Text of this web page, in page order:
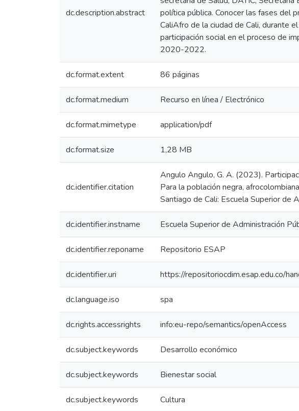
dc.description.abstract
política pública. Conocer las fases del
CaliAfro de la ciudad de Cali, durante
participación social en el proceso de
2020-2022.
dc.format.extent 86 páginas
dc.format.medium Recurso en línea / Electrónico
dc.format.mimetype application/pdf
dc.format.size 1,28 MB
dc.identifier.citation
Angulo Angulo, G. A. (2023).
Para la población negra,
Santiago de Cali: Escuela Superior de
dc.identifier.instname Escuela Superior de Administración
dc.identifier.reponame Repositorio ESAP
dc.identifier.uri https://repositoriocdim.esap.edu.co/
dc.language.iso spa
dc.rights.accessrights info:eu-repo/semantics/openAccess
dc.subject.keywords Desarrollo económico
dc.subject.keywords Bienestar social
dc.subject.keywords Cultura